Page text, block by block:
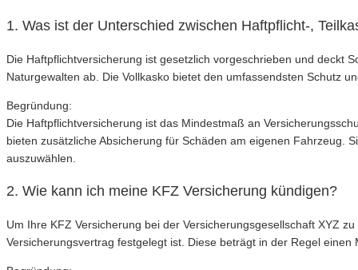
1. Was ist der Unterschied zwischen Haftpflicht-,
Die Haftpflichtversicherung ist gesetzlich vorgeschrieben und deckt
Naturgewalten ab. Die Vollkasko bietet den umfassendsten Schutz
Begründung:
Die Haftpflichtversicherung ist das Mindestmaß an
bieten zusätzliche Absicherung für Schäden am eigenen Fahrzeug.
auszuwählen.
2. Wie kann ich meine KFZ Versicherung kündigen?
Um Ihre KFZ Versicherung bei der Versicherungsgesellschaft XYZ
Versicherungsvertrag festgelegt ist. Diese beträgt in der Regel